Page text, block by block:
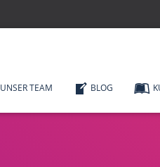
UNSER TEAM BLOG